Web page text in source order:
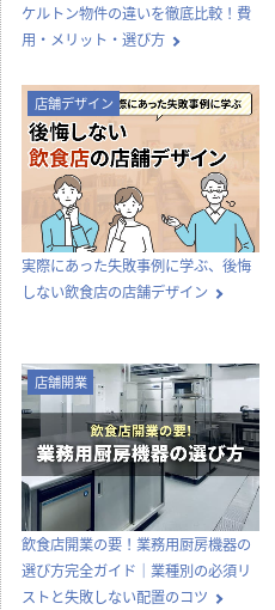
ケルトン物件の違いを徹底比較！費
用・メリット・選び方
店舗デザイン
実際にあった失敗事例に学ぶ、後悔
しない飲食店の店舗デザイン
店舗開業
飲食店開業の要！業務用厨房機器の
選び方完全ガイド｜業種別の必須リ
ストと失敗しない配置のコツ